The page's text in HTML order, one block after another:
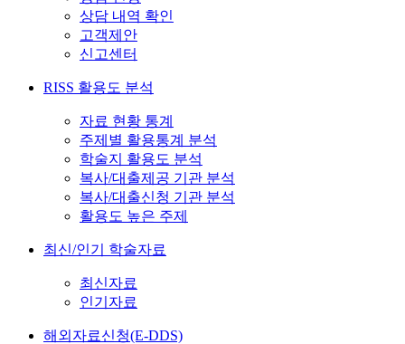
상담 내역 확인
고객제안
신고센터
RISS 활용도 분석
자료 현황 통계
주제별 활용통계 분석
학술지 활용도 분석
복사/대출제공 기관 분석
복사/대출신청 기관 분석
활용도 높은 주제
최신/인기 학술자료
최신자료
인기자료
해외자료신청(E-DDS)